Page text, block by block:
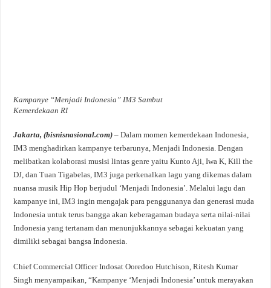
Kampanye “Menjadi Indonesia” IM3 Sambut
Kemerdekaan RI
Jakarta, (bisnisnasional.com) – Dalam momen kemerdekaan Indonesia,
IM3 menghadirkan kampanye terbarunya, Menjadi Indonesia. Dengan
melibatkan kolaborasi musisi lintas genre yaitu Kunto Aji, Iwa K, Kill the
DJ, dan Tuan Tigabelas, IM3 juga perkenalkan lagu yang dikemas dalam
nuansa musik Hip Hop berjudul ‘Menjadi Indonesia’. Melalui lagu dan
kampanye ini, IM3 ingin mengajak para penggunanya dan generasi muda
Indonesia untuk terus bangga akan keberagaman budaya serta nilai-nilai
Indonesia yang tertanam dan menunjukkannya sebagai kekuatan yang
dimiliki sebagai bangsa Indonesia.
Chief Commercial Officer Indosat Ooredoo Hutchison, Ritesh Kumar
Singh menyampaikan, “Kampanye ‘Menjadi Indonesia’ untuk merayakan